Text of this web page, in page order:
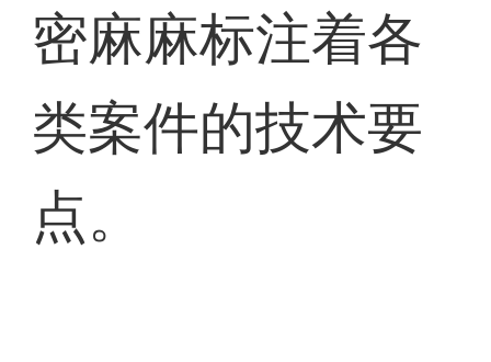
密麻麻标注着各
类案件的技术要
点。